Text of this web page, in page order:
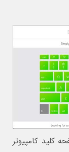
کلید کامپیوتر